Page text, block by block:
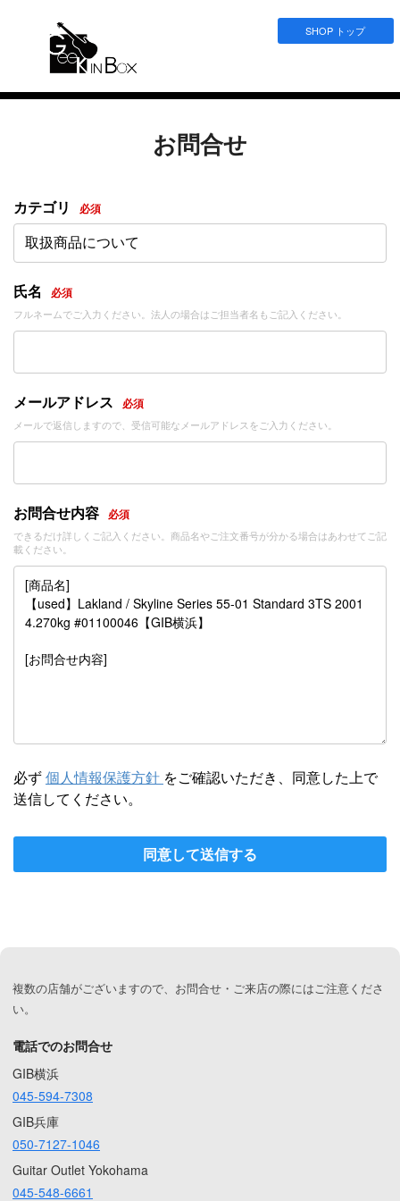
SHOP トップ
お問合せ
カテゴリ 必須
取扱商品について
氏名 必須
フルネームでご入力ください。法人の場合はご担当者名もご記入ください。
メールアドレス 必須
メールで返信しますので、受信可能なメールアドレスをご入力ください。
お問合せ内容 必須
できるだけ詳しくご記入ください。商品名やご注文番号が分かる場合はあわせてご記
載ください。
必ず個人情報保護方針 をご確認いただき、同意した上で
送信してください。
同意して送信する
複数の店舗がございますので、お問合せ・ご来店の際にはご注意くださ
い。
電話でのお問合せ
GIB横浜
045-594-7308
GIB兵庫
050-7127-1046
Guitar Outlet Yokohama
045-548-6661